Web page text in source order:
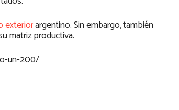
exteriorargentino. Sin embargo, también
matriz productiva.
un-200/